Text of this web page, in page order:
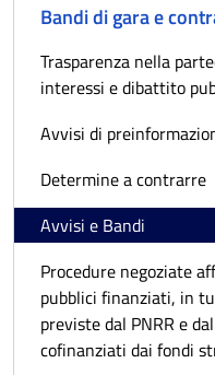
Bandi di gara e
Trasparenza nella
interessi e dibattito
Avvisi di
Determine a contrarre
Avvisi e Bandi
Procedure negoziate
pubblici finanziati, in
previste dal PNRR e
cofinanziati dai fondi